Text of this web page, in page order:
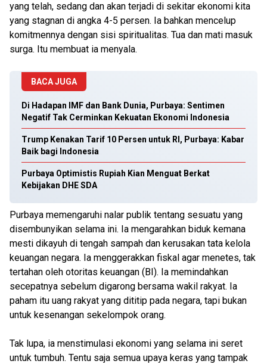
yang telah, sedang dan akan terjadi di sekitar ekonomi kita
yang stagnan di angka 4-5 persen. Ia bahkan mencelup
komitmennya dengan sisi spiritualitas. Tua dan mati masuk
surga. Itu membuat ia menyala.
BACA JUGA
Di Hadapan IMF dan Bank Dunia, Purbaya: Sentimen
Negatif Tak Cerminkan Kekuatan Ekonomi Indonesia
Trump Kenakan Tarif 10 Persen untuk RI, Purbaya: Kabar
Baik bagi Indonesia
Purbaya Optimistis Rupiah Kian Menguat Berkat
Kebijakan DHE SDA
Purbaya memengaruhi nalar publik tentang sesuatu yang
disembunyikan selama ini. Ia mengarahkan biduk kemana
mesti dikayuh di tengah sampah dan kerusakan tata kelola
keuangan negara. Ia menggerakkan fiskal agar menetes, tak
tertahan oleh otoritas keuangan (BI). Ia memindahkan
secepatnya sebelum digarong bersama wakil rakyat. Ia
paham itu uang rakyat yang dititip pada negara, tapi bukan
untuk kesenangan sekelompok orang.
Tak lupa, ia menstimulasi ekonomi yang selama ini seret
untuk tumbuh. Tentu saja semua upaya keras yang tampak